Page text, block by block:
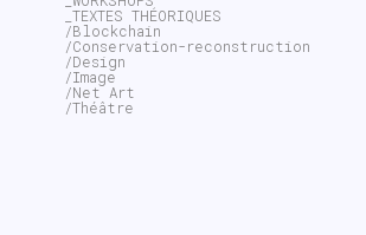
_TEXTES THÉORIQUES
/Blockchain
/Conservation-reconstruction
/Design
/Image
/Net Art
/Théâtre